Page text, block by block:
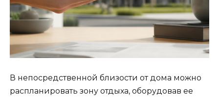
В непосредственной близости от дома можно
распланировать зону отдыха, оборудовав ее